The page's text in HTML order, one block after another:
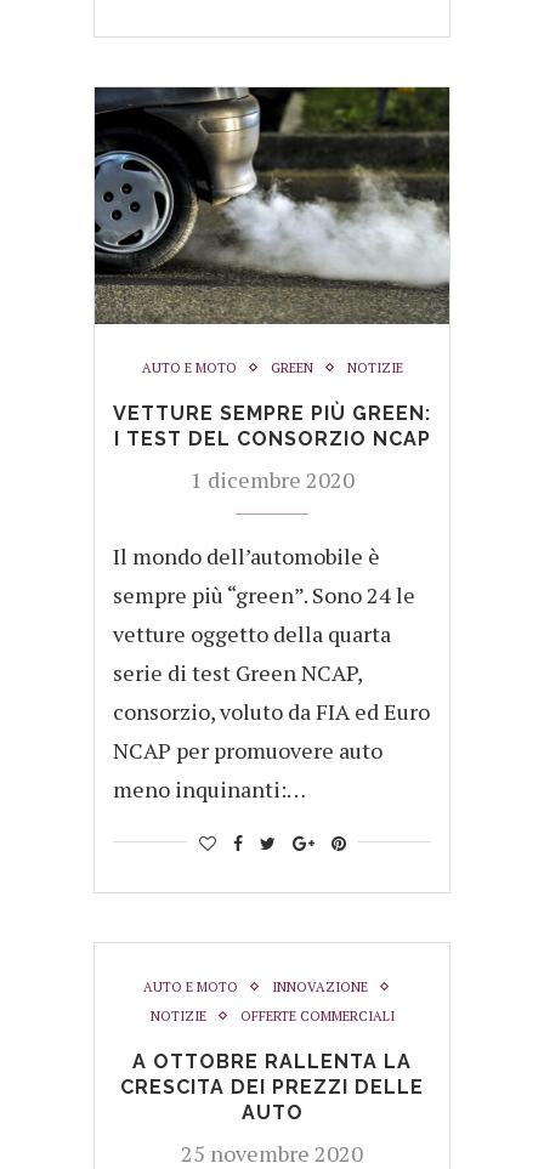
AUTO E MOTO GREEN NOTIZIE
VETTURE SEMPRE PIÙ GREEN:
I TEST DEL CONSORZIO NCAP
1 dicembre 2020
Il mondo dell’automobile è
sempre più “green”. Sono 24 le
vetture oggetto della quarta
serie di test Green NCAP,
consorzio, voluto da FIA ed Euro
NCAP per promuovere auto
meno inquinanti:…
AUTO E MOTO
INNOVAZIONE
NOTIZIE
OFFERTE COMMERCIALI
A OTTOBRE RALLENTA LA
CRESCITA DEI PREZZI DELLE
AUTO
25 novembre 2020